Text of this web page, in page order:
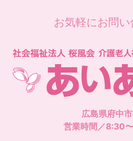
お気軽にお問い
広島県府中
営業時間／8:30